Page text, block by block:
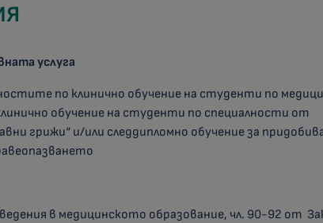
услуга
по клинично обучение на студенти по
обучение на студенти по специалности от
грижи“ и/или следдипломно обучение за
в медицинското образование, чл. 90-92 от